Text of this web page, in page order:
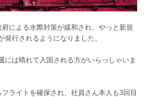
による水際対策が緩和され、やっと新規
発行されるようになりました。
には晴れて入国される方がいらっしゃいま
ライトを確保され、社員さん本人も3回目